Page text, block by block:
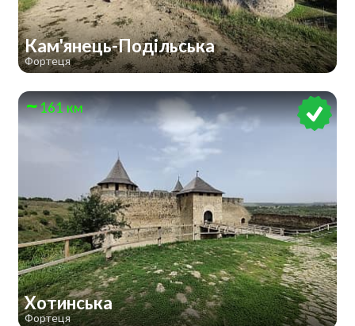
Кам'янець-Подільська
Фортеця
161 км
Хотинська
Фортеця